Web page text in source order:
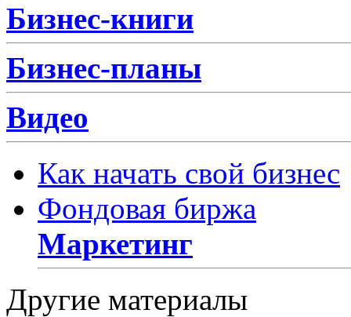
Бизнес-книги
Бизнес-планы
Видео
Как начать свой бизнес
Фондовая биржа
Маркетинг
Другие материалы